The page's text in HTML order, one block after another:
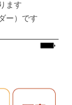
ます
ー）です